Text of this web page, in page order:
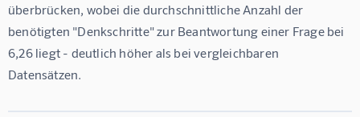
überbrücken, wobei die durchschnittliche Anzahl der
benötigten "Denkschritte" zur Beantwortung einer Frage bei
6,26 liegt - deutlich höher als bei vergleichbaren
Datensätzen.